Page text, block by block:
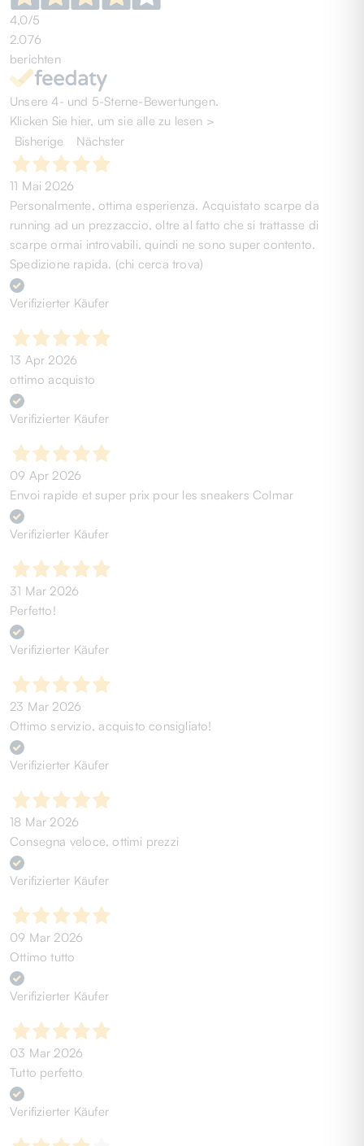
4,0/5
2.076
berichten
Unsere 4- und 5-Sterne-Bewertungen.
Klicken Sie hier, um sie alle zu lesen >
Bisherige
Nächster
11 Mai 2026
Personalmente, ottima esperienza. Acquistato scarpe da
running ad un prezzaccio, oltre al fatto che si trattasse di
scarpe ormai introvabili, quindi ne sono super contento.
Spedizione rapida. (chi cerca trova)
Verifizierter Käufer
13 Apr 2026
ottimo acquisto
Verifizierter Käufer
09 Apr 2026
Envoi rapide et super prix pour les sneakers Colmar
Verifizierter Käufer
31 Mar 2026
Perfetto!
Verifizierter Käufer
23 Mar 2026
Ottimo servizio, acquisto consigliato!
Verifizierter Käufer
18 Mar 2026
Consegna veloce, ottimi prezzi
Verifizierter Käufer
09 Mar 2026
Ottimo tutto
Verifizierter Käufer
03 Mar 2026
Tutto perfetto
Verifizierter Käufer